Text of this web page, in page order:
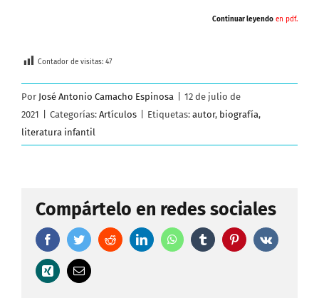
Continuar leyendo en pdf.
Contador de visitas: 47
Por José Antonio Camacho Espinosa
12 de julio de
2021
Categorías: Artículos Etiquetas: autor, biografía,
literatura infantil
Compártelo en redes sociales
FacebookTwitterRedditLinkedInWhatsAppTumblr Pinterest
Vk
Xing
Correo
electrónico